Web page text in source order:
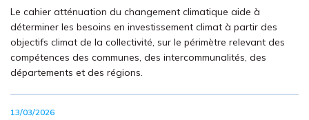
Le cahier atténuation du changement climatique aide à
déterminer les besoins en investissement climat à partir des
objectifs climat de la collectivité, sur le périmètre relevant des
compétences des communes, des intercommunalités, des
départements et des régions.
13/03/2026